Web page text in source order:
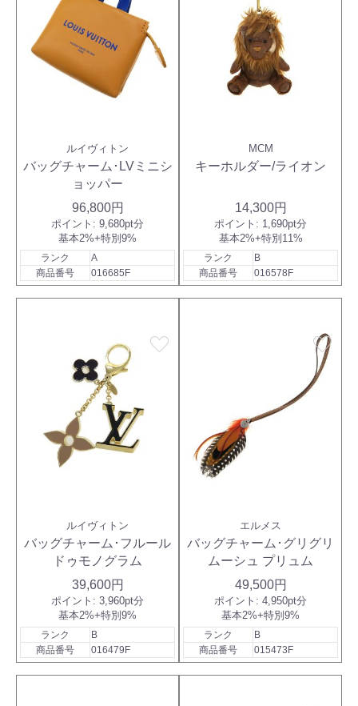
ルイヴィトン
バッグチャーム･LVミニシ
ョッパー
96,800円
ポイント: 9,680pt分
基本2%+特別9%
ランク
A
商品番号
016685F
MCM
キーホルダー/ライオン
14,300円
ポイント: 1,690pt分
基本2%+特別11%
ランク
B
商品番号
016578F
favorite
ルイヴィトン
バッグチャーム･フルール
ドゥモノグラム
39,600円
ポイント: 3,960pt分
基本2%+特別9%
ランク
B
商品番号
016479F
favorite
エルメス
バッグチャーム･グリグリ
ムーシュ プリュム
49,500円
ポイント: 4,950pt分
基本2%+特別9%
ランク
B
商品番号
015473F